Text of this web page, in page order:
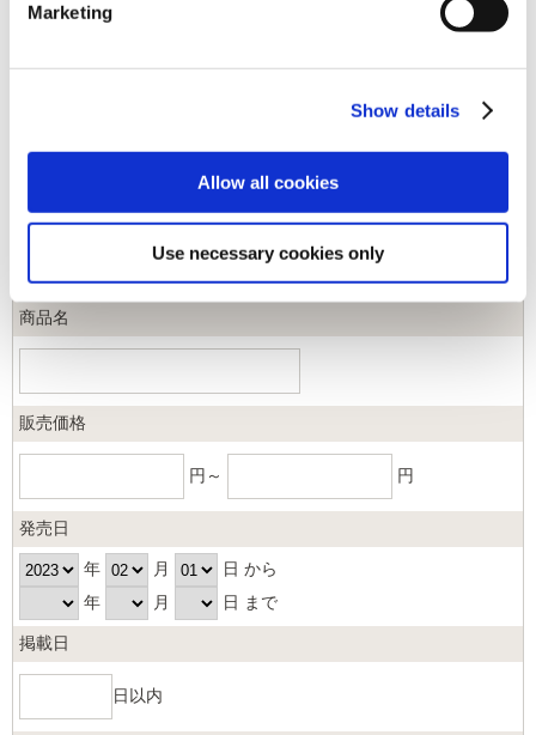
Marketing
Show details
Allow all cookies
Use necessary cookies only
商品コード
商品名
販売価格
円～ 円
発売日
年 月
日 から
年
月 日 まで
掲載日
日以内